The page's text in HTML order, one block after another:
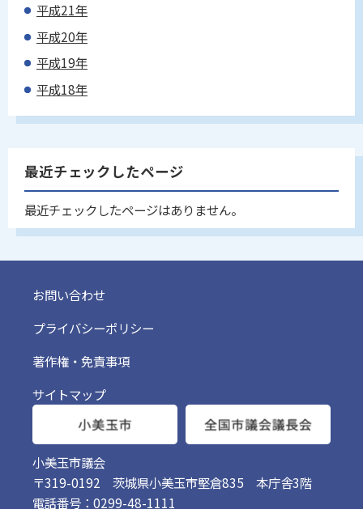
平成21年
平成20年
平成19年
平成18年
最近チェックしたページ
最近チェックしたページはありません。
小美玉市議会
〒319-0192 茨城県小美玉市堅倉835 本庁舎3階
電話番号：0299-48-1111
お問い合わせ
プライバシーポリシー
著作権・免責事項
サイトマップ